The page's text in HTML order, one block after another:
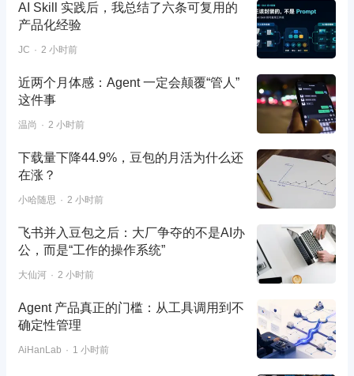
AI Skill 实践后，我总结了六条可复用的
产品化经验
JC 2 小时前
近两个月体感：Agent 一定会颠覆“管人”
这件事
温尚 2 小时前
下载量下降44.9%，豆包的月活为什么还
在涨？
小哈随思 2 小时前
飞书并入豆包之后：大厂争夺的不是AI办
公，而是“工作的操作系统”
大仙河 2 小时前
Agent 产品真正的门槛：从工具调用到不
确定性管理
AiHanLab 1 小时前